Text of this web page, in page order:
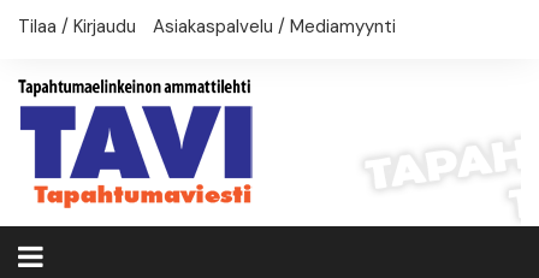
Skip
Tilaa / Kirjaudu Asiakaspalvelu / Mediamyynti